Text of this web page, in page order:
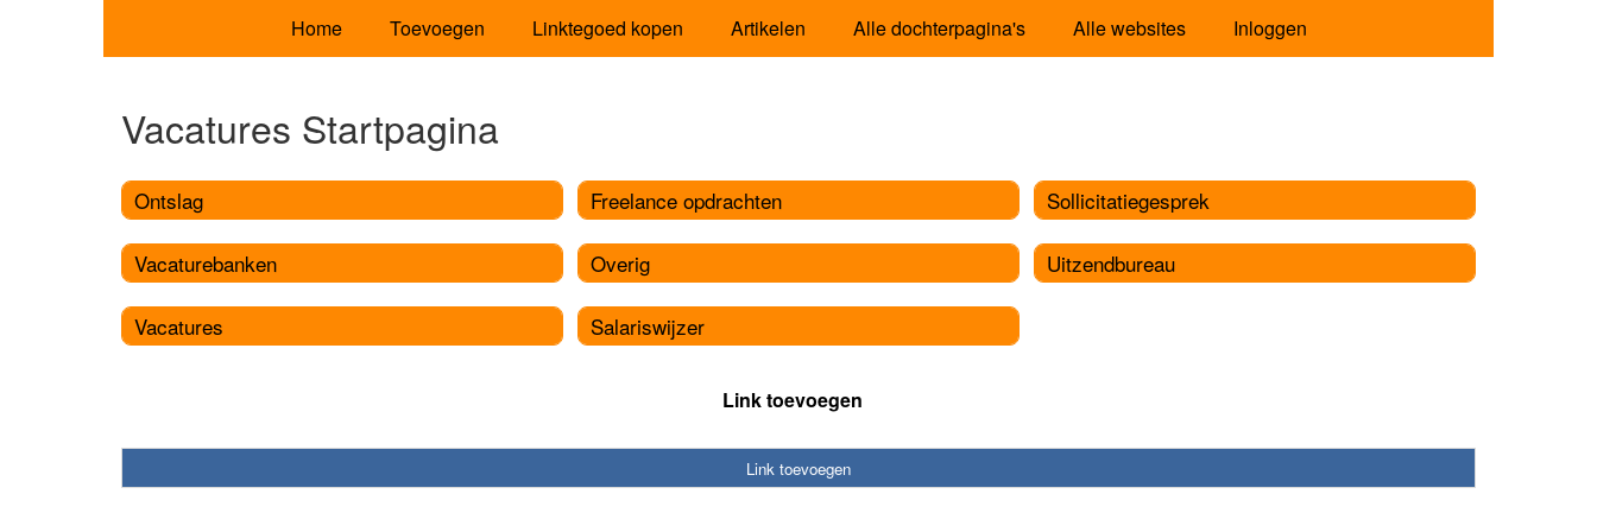
Home Toevoegen Linktegoed kopen Artikelen Alle dochterpagina's Alle websites Inloggen
Vacatures Startpagina
Ontslag
Vacaturebanken
Vacatures
Freelance opdrachten
Overig
Salariswijzer
Sollicitatiegesprek
Uitzendbureau
Link toevoegen
Link toevoegen